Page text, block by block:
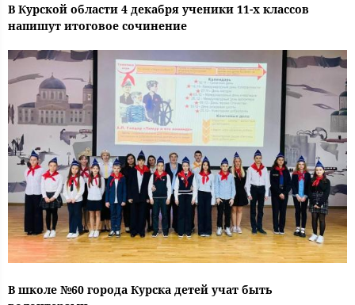
В Курской области 4 декабря ученики 11-х классов
напишут итоговое сочинение
В школе №60 города Курска детей учат быть